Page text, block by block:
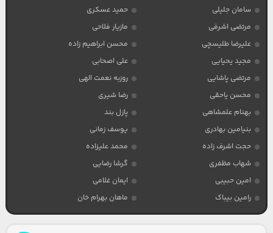
سامان جلیلی
حمید عسکری
مرتضی اشرفی
مازیار فلاحی
علیرضا طلیسچی
محسن ابراهیم زاده
مجید یحیایی
علی اصحابی
مرتضی پاشایی
روزبه نعمت الهی
محسن یاحقی
رضا شیری
بهنام علمشاهی
پازل بند
بنیامین بهادری
یوسف زمانی
حجت اشرف زاده
محمد علیزاده
شهاب مظفری
گرشا رضایی
امین حبیبی
ایمان غلامی
رامین بیباک
ماهان بهرام خان